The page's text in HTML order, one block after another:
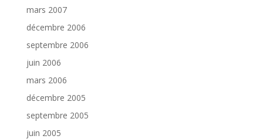
mars 2007
décembre 2006
septembre 2006
juin 2006
mars 2006
décembre 2005
septembre 2005
juin 2005